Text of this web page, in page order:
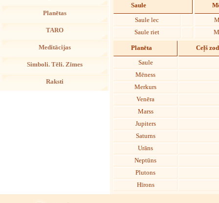
Planētas
TARO
Meditācijas
Simboli. Tēli. Zīmes
Raksti
Saule
Saule lec
Saule riet
Planēta Ceļš
Saule
Mēness
Merkurs
Venēra
Marss
Jupiters
Saturns
Urāns
Neptūns
Plutons
Hīrons